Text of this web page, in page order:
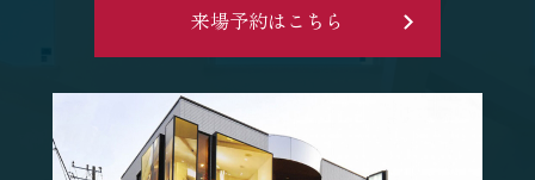
来場予約はこちら